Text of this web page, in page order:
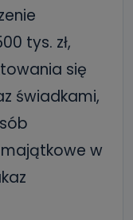
tys. zł,
się
świadkami,
w